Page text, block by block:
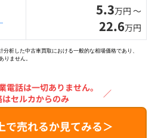
5.3万円 〜
22.6万円
析した中古車買取における一般的な相場価格であり、
りません。
電話は一切ありません。
はセルカからのみ
／
で売れるか見てみる＞